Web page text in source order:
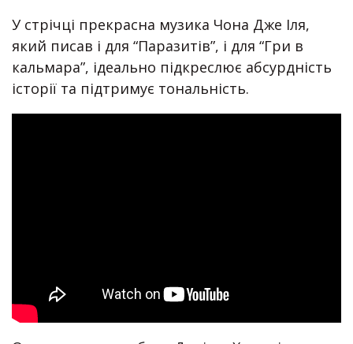
У стрічці прекрасна музика Чона Дже Іля,
який писав і для “Паразитів”, і для “Гри в
кальмара”, ідеально підкреслює абсурдність
історії та підтримує тональність.